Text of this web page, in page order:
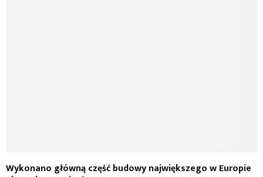
Wykonano główną część budowy największego w Europie